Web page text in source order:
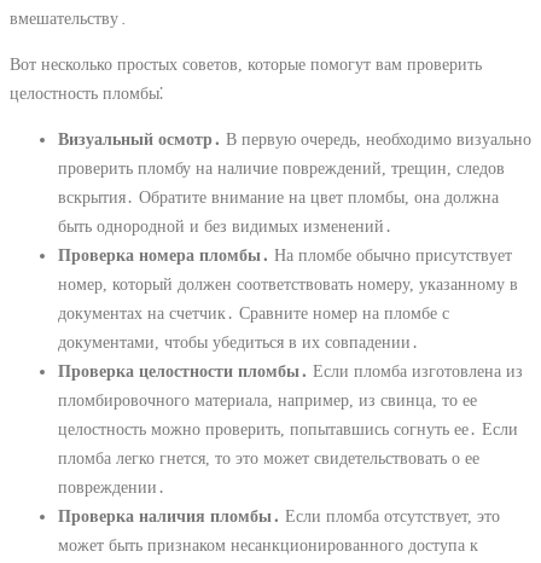
вмешательству․
Вот несколько простых советов, которые помогут вам проверить
целостность пломбы⁚
Визуальный осмотр․ В первую очередь, необходимо визуально
проверить пломбу на наличие повреждений, трещин, следов
вскрытия․ Обратите внимание на цвет пломбы, она должна
быть однородной и без видимых изменений․
Проверка номера пломбы․ На пломбе обычно присутствует
номер, который должен соответствовать номеру, указанному в
документах на счетчик․ Сравните номер на пломбе с
документами, чтобы убедиться в их совпадении․
Проверка целостности пломбы․ Если пломба изготовлена из
пломбировочного материала, например, из свинца, то ее
целостность можно проверить, попытавшись согнуть ее․ Если
пломба легко гнется, то это может свидетельствовать о ее
повреждении․
Проверка наличия пломбы․ Если пломба отсутствует, это
может быть признаком несанкционированного доступа к